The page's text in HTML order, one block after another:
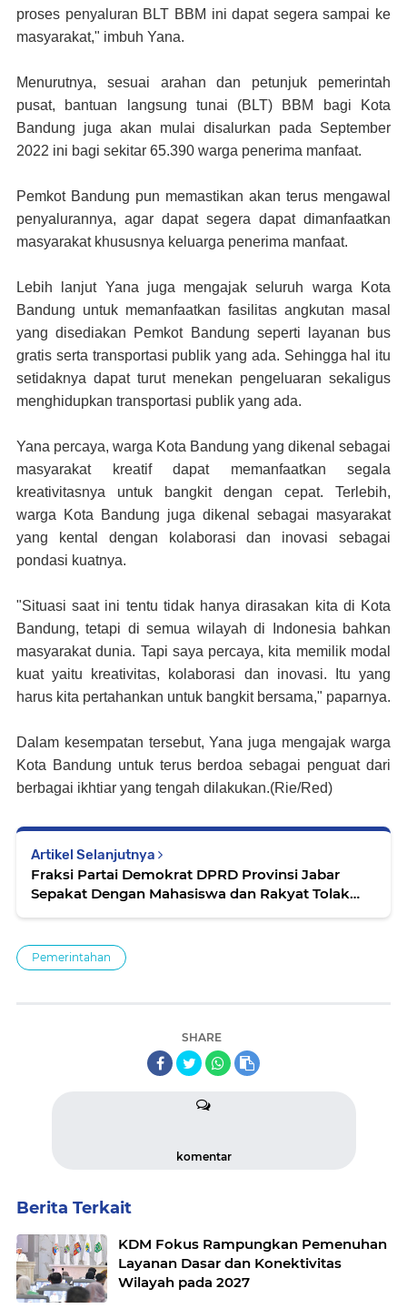
proses penyaluran BLT BBM ini dapat segera sampai ke
masyarakat," imbuh Yana.
Menurutnya, sesuai arahan dan petunjuk pemerintah
pusat, bantuan langsung tunai (BLT) BBM bagi Kota
Bandung juga akan mulai disalurkan pada September
2022 ini bagi sekitar 65.390 warga penerima manfaat.
Pemkot Bandung pun memastikan akan terus mengawal
penyalurannya, agar dapat segera dapat dimanfaatkan
masyarakat khususnya keluarga penerima manfaat.
Lebih lanjut Yana juga mengajak seluruh warga Kota
Bandung untuk memanfaatkan fasilitas angkutan masal
yang disediakan Pemkot Bandung seperti layanan bus
gratis serta transportasi publik yang ada. Sehingga hal itu
setidaknya dapat turut menekan pengeluaran sekaligus
menghidupkan transportasi publik yang ada.
Yana percaya, warga Kota Bandung yang dikenal sebagai
masyarakat kreatif dapat memanfaatkan segala
kreativitasnya untuk bangkit dengan cepat. Terlebih,
warga Kota Bandung juga dikenal sebagai masyarakat
yang kental dengan kolaborasi dan inovasi sebagai
pondasi kuatnya.
"Situasi saat ini tentu tidak hanya dirasakan kita di Kota
Bandung, tetapi di semua wilayah di Indonesia bahkan
masyarakat dunia. Tapi saya percaya, kita memilik modal
kuat yaitu kreativitas, kolaborasi dan inovasi. Itu yang
harus kita pertahankan untuk bangkit bersama," paparnya.
Dalam kesempatan tersebut, Yana juga mengajak warga
Kota Bandung untuk terus berdoa sebagai penguat dari
berbagai ikhtiar yang tengah dilakukan.(Rie/Red)
Artikel Selanjutnya
Fraksi Partai Demokrat DPRD Provinsi Jabar
Sepakat Dengan Mahasiswa dan Rakyat Tolak
Pemerintahan
SHARE
komentar
Berita Terkait
KDM Fokus Rampungkan Pemenuhan
Layanan Dasar dan Konektivitas
Wilayah pada 2027